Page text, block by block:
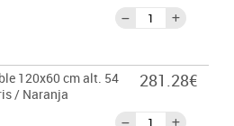
120x60 cm alt. 54
/ Naranja
281.28€